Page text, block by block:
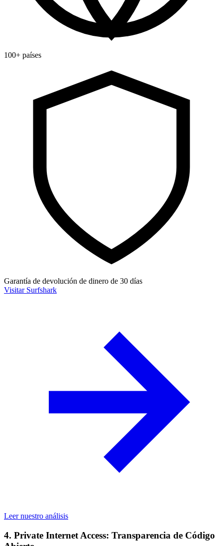
100+ países
Garantía de devolución de dinero de 30 días
Visitar Surfshark
Leer nuestro análisis
4. Private Internet Access: Transparencia de Código